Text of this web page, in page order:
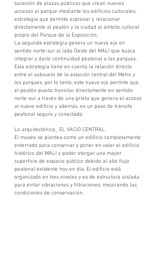
sucesión de plazas públicas que crean nuevos
accesos al parque mediante los edificios culturales,
estrategia que permite expresar y relacionar
directamente al peatón y la ciudad al ámbito cultural
propio del Parque de la Exposición.
La segunda estrategia genera un nuevo eje en
sentido norte-sur al lado Oeste del MALI que busca
integrar y darle continuidad peatonal a los parques.
Esta estrategia tiene en cuenta la relación directa
entre el subsuelo de la estación central del Metro y
los parques, por lo tanto, este nuevo eje permite que
el peatón pueda transitar directamente en sentido
norte-sur a través de una grieta que genera el acceso
al nuevo edificio y además, es un paso de tránsito
peatonal seguro y conectado.
Lo arquitectónico_ EL VACIO CENTRAL.
El museo se plantea como un edificio completamente
enterrado para conservar y poner en valor el edificio
histórico del MALI y poder otorgar una mayor
superficie de espacio público debido al alto flujo
peatonal existente hoy en día. El edificio está
organizado en tres niveles y es de estructura aislada
para evitar vibraciones y filtraciones, mejorando las
condiciones de conservación.